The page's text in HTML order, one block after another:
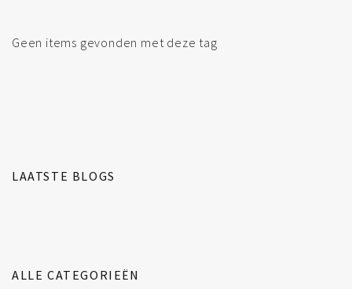
Geen items gevonden met deze tag
LAATSTE BLOGS
ALLE CATEGORIEËN